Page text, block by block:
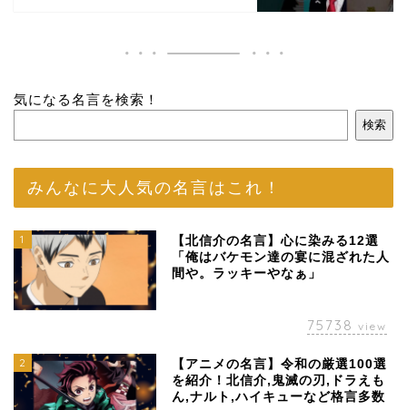
気になる名言を検索！
検索
みんなに大人気の名言はこれ！
1
【北信介の名言】心に染みる12選
「俺はバケモン達の宴に混ざれた人
間や。ラッキーやなぁ」
75738 view
2
【アニメの名言】令和の厳選100選
を紹介！北信介,鬼滅の刃,ドラえも
ん,ナルト,ハイキューなど格言多数